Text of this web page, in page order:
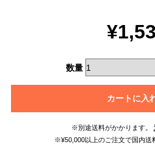
数量
カートに入
※別途送料がかかります。
※¥50,000以上のご注文で国内送